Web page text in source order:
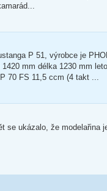
P 51, výrobce je
mm délka 1230 mm
70 FS 11,5 ccm (4 takt ...
se ukázalo, že